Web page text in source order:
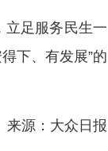
足服务民生一
下、有发展”的
来源：大众日报